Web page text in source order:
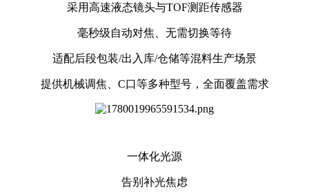
采用高速液态镜头与TOF测距传感器
毫秒级自动对焦、无需切换等待
适配后段包装/出入库/仓储等混料生产场景
提供机械调焦、C口等多种型号，全面覆盖需求
一体化光源
告别补光焦虑